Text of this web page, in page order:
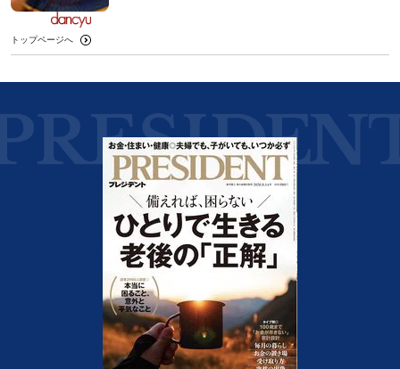
トップページへ